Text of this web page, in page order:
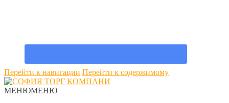
Перейти к навигации Перейти к содержимому
МЕНЮМЕНЮ